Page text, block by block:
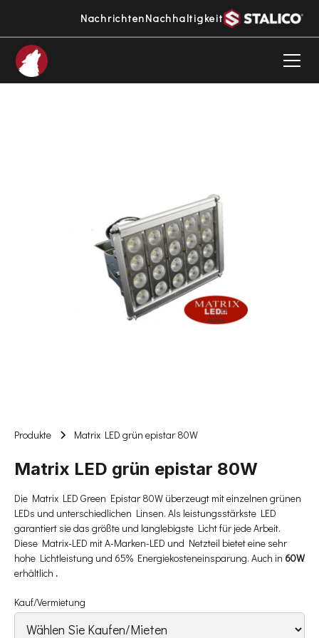
NachrichtenNachhaltigkeit
Produkte Matrix LED grün epistar 80W
Matrix LED grün epistar 80W
Die Matrix LED Green Epistar 80W überzeugt mit einzelnen grünen
LEDs und unterschiedlichen Linsen. Als leistungsstärkste LED
garantiert sie das größte und langlebigste Licht für jede Arbeit.
Diese Matrix-LED mit A-Marken-LED und Netzteil bietet eine sehr
hohe Lichtleistung und 65% Energiekosteneinsparung. Auch in 60W
erhältlich .
Kauf/Vermietung